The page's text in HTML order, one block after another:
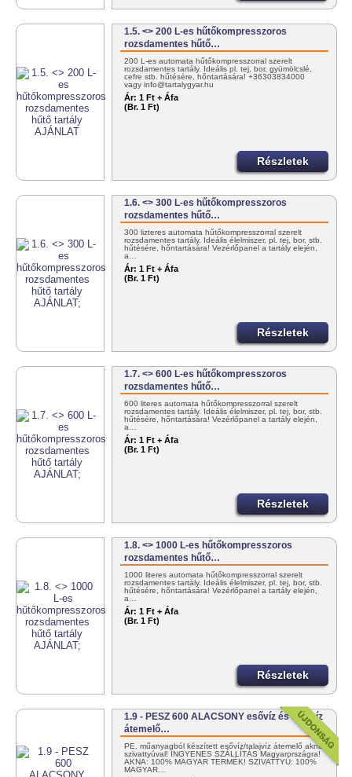
1.5. <> 200 L-es hűtőkompresszoros
rozsdamentes hűtő…
200 L-es automata hűtőkompresszorral szerelt
rozsdamentes tartály. Ideális pl. tej, bor, gyümölcslé,
cefre stb. hűtésére, hőntartására! +36303834000
vagy info@tartalygyar.hu
Ár: 1 Ft + Áfa
(Br. 1 Ft)
Részletek
1.6. <> 300 L-es hűtőkompresszoros
rozsdamentes hűtő…
300 lizteres automata hűtőkompresszorral szerelt
rozsdamentes tartály. Ideális élelmiszer, pl. tej, bor, stb.
hűtésére, hőntartására! Vezérlőpanel a tartály elején,
a…
Ár: 1 Ft + Áfa
(Br. 1 Ft)
Részletek
1.7. <> 600 L-es hűtőkompresszoros
rozsdamentes hűtő…
600 literes automata hűtőkompresszorral szerelt
rozsdamentes tartály. Ideális élelmiszer, pl. tej, bor, stb.
hűtésére, hőntartására! Vezérlőpanel a tartály elején,
a…
Ár: 1 Ft + Áfa
(Br. 1 Ft)
Részletek
1.8. <> 1000 L-es hűtőkompresszoros
rozsdamentes hűtő…
1000 literes automata hűtőkompresszorral szerelt
rozsdamentes tartály. Ideális élelmiszer, pl. tej, bor, stb.
hűtésére, hőntartására! Vezérlőpanel a tartály elején,
a…
Ár: 1 Ft + Áfa
(Br. 1 Ft)
Részletek
1.9 - PESZ 600 ALACSONY esővíz és talajvíz
átemelő…
PE. műanyagból készített esővíz/talajvíz átemelő akna
szivattyúval! INGYENES SZÁLLÍTÁS Magyarországra!
AKNA: 100% MAGYAR TERMÉK! SZIVATTYÚ: 100%
MAGYAR…